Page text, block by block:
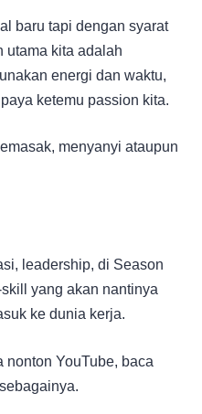
baru tapi dengan syarat
utama kita adalah
energi dan waktu,
ketemu passion kita.
menyanyi ataupun
leadership, di Season
yang akan nantinya
ke dunia kerja.
YouTube, baca